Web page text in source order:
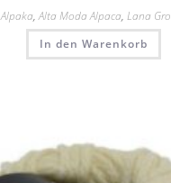
Alpaka,Alta Moda Alpaca, Lana
In den Warenkorb